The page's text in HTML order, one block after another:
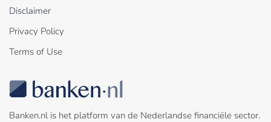
Disclaimer
Privacy Policy
Terms of Use
Banken.nl is het platform van de Nederlandse financiële sector.